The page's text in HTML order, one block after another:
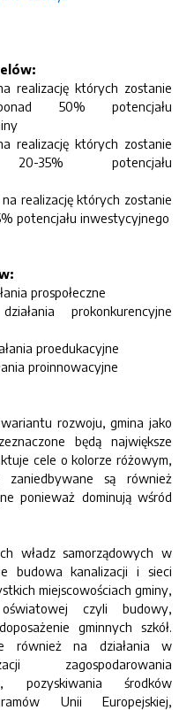
realizację których zostanie
50% potencjału
realizację których zostanie
20-35% potencjału
realizację których zostanie
potencjału inwestycyjnego
prospołeczne
prokonkurencyjne
proedukacyjne
proinnowacyjne
rozwoju, gmina jako
będą największe
cele o kolorze różowym,
zaniedbywane są również
ponieważ dominują wśród
władz samorządowych w
budowa kanalizacji i sieci
miejscowościach gminy,
czyli budowy,
gminnych szkół.
również na działania w
zagospodarowania
pozyskiwania środków
Unii Europejskiej,